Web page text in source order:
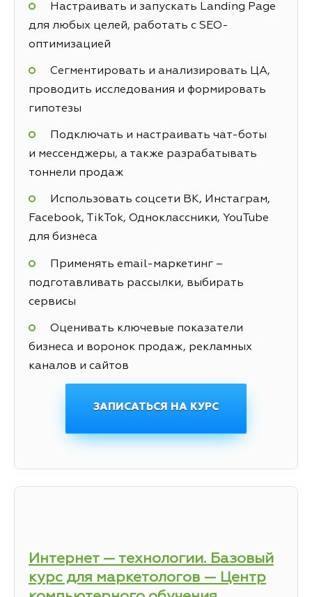
Настраивать и запускать Landing Page
для любых целей, работать с SEO-
оптимизацией
Сегментировать и анализировать ЦА,
проводить исследования и формировать
гипотезы
Подключать и настраивать чат-боты
и мессенджеры, а также разрабатывать
тоннели продаж
Использовать соцсети ВК, Инстаграм,
Facebook, TikTok, Одноклассники, YouTube
для бизнеса
Применять email-маркетинг –
подготавливать рассылки, выбирать
сервисы
Оценивать ключевые показатели
бизнеса и воронок продаж, рекламных
каналов и сайтов
ЗАПИСАТЬСЯ НА КУРС
Интернет — технологии. Базовый
курс для маркетологов — Центр